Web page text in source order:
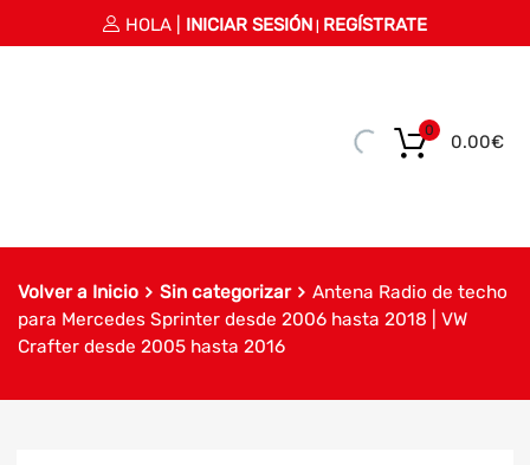
HOLA | INICIAR SESIÓN REGÍSTRATE
0.00€
0
Volver a Inicio Sin categorizar
Antena Radio de techo
para Mercedes Sprinter desde 2006 hasta 2018 | VW
Crafter desde 2005 hasta 2016